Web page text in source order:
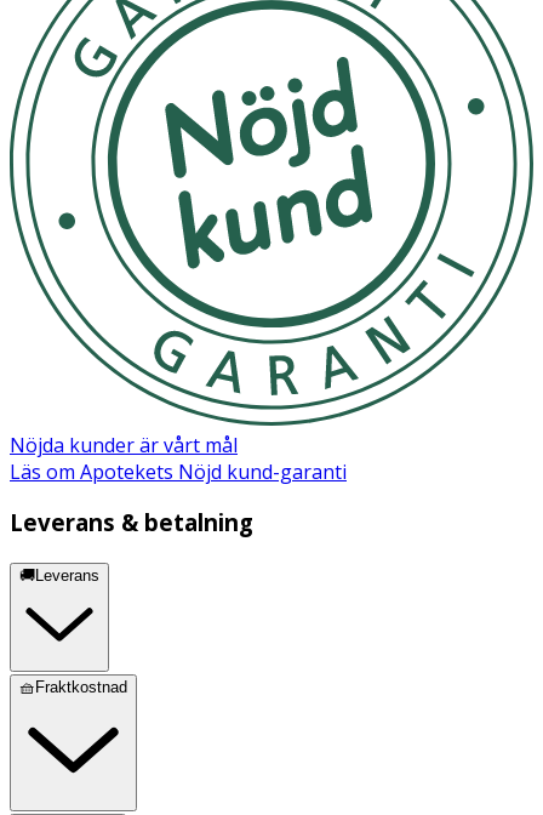
Innehåll
AQUA [WATER], SQUALANE, CETEARYL
ETHYLHEXANOATE, LIMNANTHES ALBA SEED OIL
[MEADOWFOAM], SIMMONDSIA CHINENSIS SEED OIL
[JOJOBA], CERA ALBA [BEESWAX], GLYCERIN, SORBITOL,
ALUMINUM/MAGNESIUM HYDROXIDE STEARATE,
POLYGLYCERYL-3 POLYRICINOLEATE, SORBITAN
OLEATE, PHENOXYETHANOL, LECITHIN,
BUTYROSPERMUM PARKII BUTTER [SHEA],
ENTEROMORPHA COMPRESSA EXTRACT, BENZYL
ALCOHOL, AROMA [FRAGRANCE], RETINYL PALMITATE,
MAGNESIUM SULFATE, POTASSIUM SORBATE,
PANTHENYL ETHYL ETHER, SODIUM PCA, ALOE
BARBADENSIS LEAF JUICE POWDER, BETAINE,
HELIANTHUS ANNUUS SEED OIL [SUNFLOWER],
Nöjda kunder är vårt mål
Läs om Apotekets Nöjd kund-garanti
Leverans & betalning
🚚Leverans
🧺Fraktkostnad